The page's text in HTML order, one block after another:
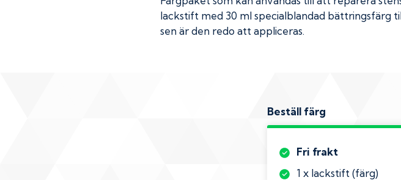
lackstift med 30 ml specialblandad bättringsfärg
sen är den redo att appliceras.
Beställ färg
Fri frakt
1 x lackstift (färg)